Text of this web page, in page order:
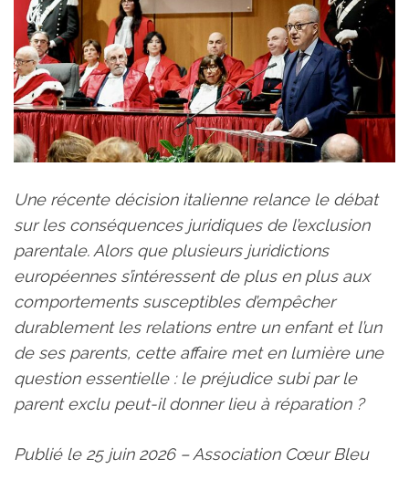
Une récente décision italienne relance le débat
sur les conséquences juridiques de l’exclusion
parentale. Alors que plusieurs juridictions
européennes s’intéressent de plus en plus aux
comportements susceptibles d’empêcher
durablement les relations entre un enfant et l’un
de ses parents, cette affaire met en lumière une
question essentielle : le préjudice subi par le
parent exclu peut-il donner lieu à réparation ?
Publié le 25 juin 2026 – Association Cœur Bleu